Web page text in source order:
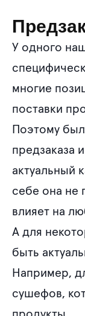
У одного
многие
поставки
Поэтому
предзаказа
актуальный
себе она не
влияет на
А для
быть
Например,
сушефов,